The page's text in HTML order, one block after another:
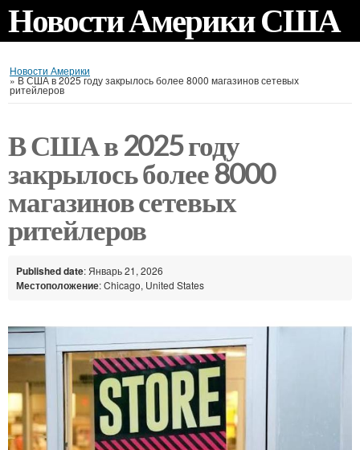
Новости Америки США
Новости Америки
»В США в 2025 году закрылось более 8000 магазинов сетевых
ритейлеров
В США в 2025 году
закрылось более 8000
магазинов сетевых
ритейлеров
Published date: Январь 21, 2026
Местоположение: Chicago, United States